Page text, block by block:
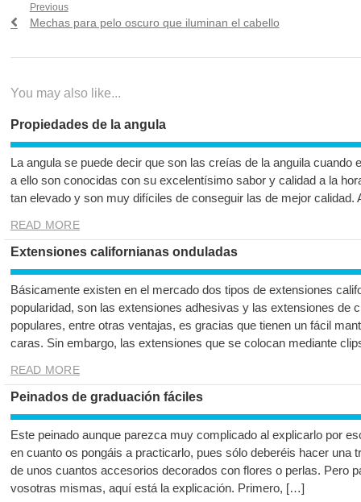
Navegación
Previous
Previous
Mechas para pelo oscuro que iluminan el cabello
You may also like...
Propiedades de la angula
La angula se puede decir que son las creías de la anguila cuando
a ello son conocidas con su excelentísimo sabor y calidad a la
tan elevado y son muy difíciles de conseguir las de mejor
READ MORE
Extensiones californianas onduladas
Básicamente existen en el mercado dos tipos de extensiones
popularidad, son las extensiones adhesivas y las extensiones de
populares, entre otras ventajas, es gracias que tienen un fácil
caras. Sin embargo, las extensiones que se colocan mediante
READ MORE
Peinados de graduación fáciles
Este peinado aunque parezca muy complicado al explicarlo por
en cuanto os pongáis a practicarlo, pues sólo deberéis hacer una
de unos cuantos accesorios decorados con flores o perlas. Pero
vosotras mismas, aquí está la explicación. Primero, […]